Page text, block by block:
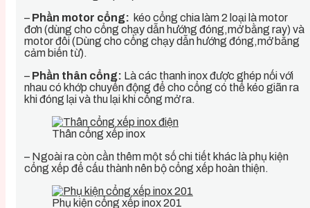
– Phần motor cổng: kéo cổng chia làm 2 loại là motor
đơn (dùng cho cổng chạy dẫn hướng đóng,mở bằng ray) và
motor đôi (Dùng cho cổng chạy dẫn hướng đóng,mở bằng
cảm biến từ).
– Phần thân cổng: Là các thanh inox được ghép nối với
nhau có khớp chuyển động để cho cổng có thể kéo giãn ra
khi đóng lại và thu lại khi cổng mở ra.
Thân cổng xếp inox
– Ngoài ra còn cần thêm một số chi tiết khác là phụ kiện
cổng xếp để cấu thành nên bộ cổng xếp hoàn thiện.
Phụ kiện cổng xếp inox 201